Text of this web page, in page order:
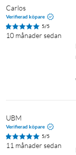
Carlos
Verifierad köpare
5/5
10 månader sedan
UBM
Verifierad köpare
5/5
11 månader sedan